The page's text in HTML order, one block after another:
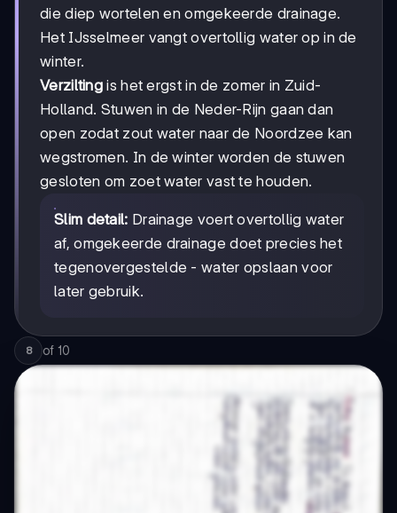
die diep wortelen en omgekeerde drainage.
Het IJsselmeer vangt overtollig water op in de
winter.
Verzilting is het ergst in de zomer in Zuid-
Holland. Stuwen in de Neder-Rijn gaan dan
open zodat zout water naar de Noordzee kan
wegstromen. In de winter worden de stuwen
gesloten om zoet water vast te houden.
Slim detail: Drainage voert overtollig water
af, omgekeerde drainage doet precies het
tegenovergestelde - water opslaan voor
later gebruik.
8 of 10